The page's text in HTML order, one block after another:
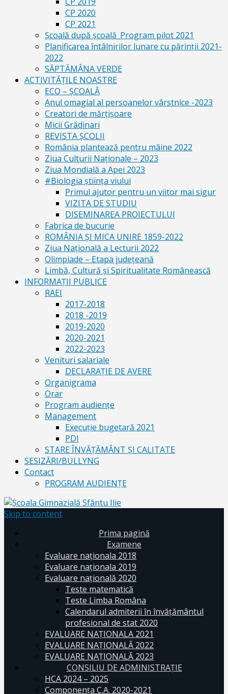
CP 2020
CP 2021
Școală după școală_Program pilot 2021
Planificarea întâlnirilor lunare cu părinții 2021-
2022
SĂPTĂMÂNA VERDE
ACTIVITĂȚILE NOASTRE
ECO – ŞCOALĂ
Anul omagial al persoanelor vârstnice -2023
Creatori de mărțișoare
Micii Grădinari
REVISTA ŞCOLII
România plantează pentru mâine 2022
Ziua Culturii Naționale – 2023
Ziua Mondială a Apei 2023
#Biologia știința viului
Primul ajutor pentru un viitor mai sigur
VIZITA DE STUDIU
DISEMINAREA PROIECTULUI
Fabrica de bucurie
ROMÂNIA ŞI MICA UNIRE 1859-2022
Ziua Naţională a Lecturii 2022
Olimpiade – Etapa judeţeană
Limbă, Cultură și Spiritualitate Românească
INFORMAŢII PUBLICE
RAEI
2017-2018
2018 -2019
2019-2020
2020-2021
2022-2023
Venituri salariale
DECLARAŢIE DE AVERE
Organigrama
Orar
Program audiențe
Management
Execuţie bugetară 2021
PDI
STARE ÎNVĂȚĂMÂNT ȘI CALITATE
SESIZĂRI/BULLYNG
Contact
PROGRAM AUDIENŢE
Skip to content
Prima pagină
Examene
Evaluare naționala 2018
Evaluare naționala 2019
Evaluare națională 2020
Teste matematică
Teste Limba Româna
Calendarul admiterii în învăţământul
profesional de stat 2020
EVALUARE NAȚIONALA 2021
EVALUARE NAŢIONALĂ 2022
EVALUARE NAŢIONALĂ 2023
CONSILIU DE ADMINISTRAȚIE
HCA 2024 – 2025
Componența C.A. 2020-2021